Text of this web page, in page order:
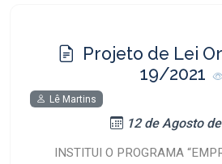
Projeto de Lei
19/2021
Lê Martins
12 de Agosto
INSTITUI O PROGRAMA